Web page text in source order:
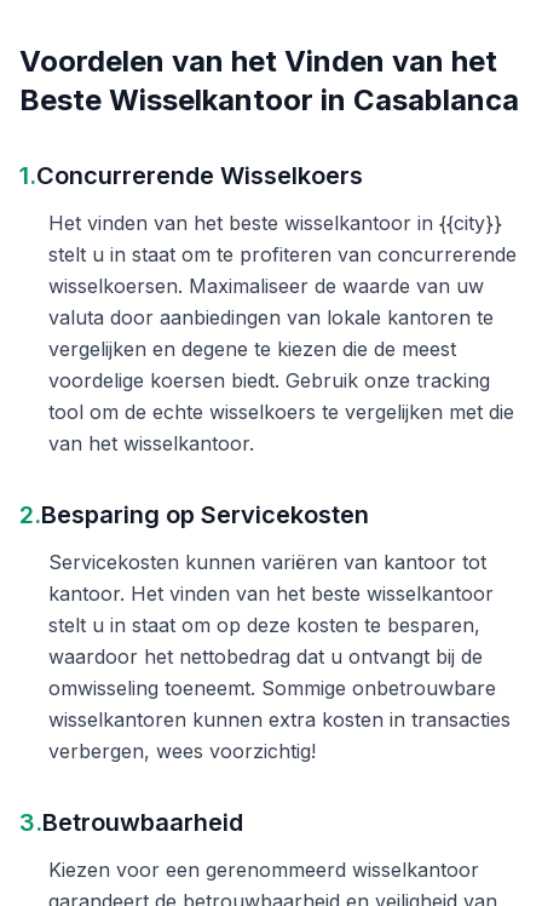
Voordelen van het Vinden van het
Beste Wisselkantoor in Casablanca
1.Concurrerende Wisselkoers
Het vinden van het beste wisselkantoor in {{city}}
stelt u in staat om te profiteren van concurrerende
wisselkoersen. Maximaliseer de waarde van uw
valuta door aanbiedingen van lokale kantoren te
vergelijken en degene te kiezen die de meest
voordelige koersen biedt. Gebruik onze tracking
tool om de echte wisselkoers te vergelijken met die
van het wisselkantoor.
2.Besparing op Servicekosten
Servicekosten kunnen variëren van kantoor tot
kantoor. Het vinden van het beste wisselkantoor
stelt u in staat om op deze kosten te besparen,
waardoor het nettobedrag dat u ontvangt bij de
omwisseling toeneemt. Sommige onbetrouwbare
wisselkantoren kunnen extra kosten in transacties
verbergen, wees voorzichtig!
3.Betrouwbaarheid
Kiezen voor een gerenommeerd wisselkantoor
garandeert de betrouwbaarheid en veiligheid van